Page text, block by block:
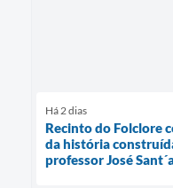
Há 2 dias
Recinto do Folclore
da história
professor José